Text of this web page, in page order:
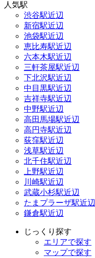
人気駅
渋谷駅近辺
新宿駅近辺
池袋駅近辺
恵比寿駅近辺
六本木駅近辺
三軒茶屋駅近辺
下北沢駅近辺
中目黒駅近辺
吉祥寺駅近辺
中野駅近辺
高田馬場駅近辺
高円寺駅近辺
荻窪駅近辺
浅草駅近辺
北千住駅近辺
上野駅近辺
川崎駅近辺
武蔵小杉駅近辺
たまプラーザ駅近辺
鎌倉駅近辺
じっくり探す
エリアで探す
マップで探す